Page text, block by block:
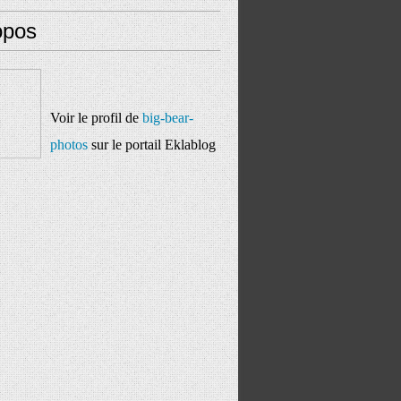
Voir le profil debig-bear-
photossur le portail Eklablog